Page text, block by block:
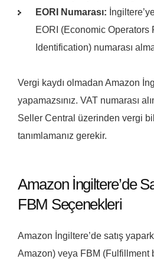
EORI Numarası:
EORI (Economic Operators
Identification) numarası
Vergi kaydı olmadan Amazon
yapamazsınız. VAT numarası
Seller Central üzerinden vergi
tanımlamanız gerekir.
Amazon İngiltere’de
FBM Seçenekleri
Amazon İngiltere’de satış
Amazon) veya FBM (Fulfillment